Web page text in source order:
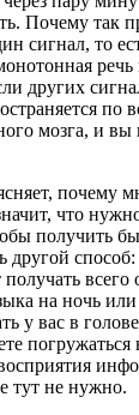
Почему так
сигнал, то
речь
других
по
мозга, и вы
почему
что
получить
способ:
получать
на ночь
у вас в
тут не нужно.